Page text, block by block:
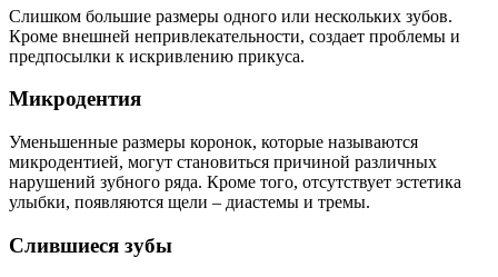
Слишком большие размеры одного или нескольких зубов.
Кроме внешней непривлекательности, создает проблемы и
предпосылки к искривлению прикуса.
Микродентия
Уменьшенные размеры коронок, которые называются
микродентией, могут становиться причиной различных
нарушений зубного ряда. Кроме того, отсутствует эстетика
улыбки, появляются щели – диастемы и тремы.
Слившиеся зубы